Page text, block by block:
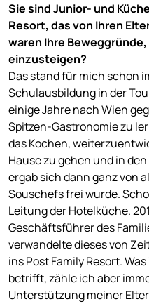
Sie sind Junior- und
Resort, das von Ihren
waren Ihre
einzusteigen?
Das stand für mich schon
Schulausbildung in der
einige Jahre nach Wien
Spitzen-Gastronomie zu
das Kochen,
Hause zu gehen und in
ergab sich dann ganz von
Souschefs frei wurde.
Leitung der Hotelküche.
Geschäftsführer des
verwandelte dieses von
ins Post Family Resort.
betrifft, zähle ich aber
Unterstützung meiner